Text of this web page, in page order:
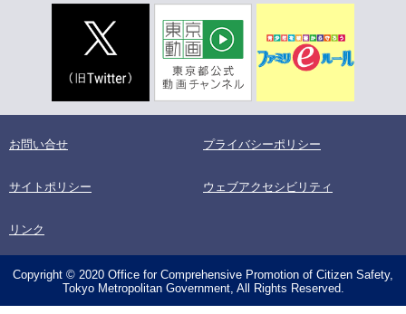
お問い合せ プライバシーポリシー
サイトポリシー ウェブアクセシビリティ
リンク
Copyright © 2020 Office for Comprehensive Promotion of Citizen Safety,
Tokyo Metropolitan Government, All Rights Reserved.